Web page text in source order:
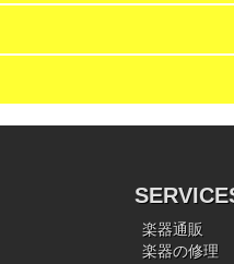
楽器通販
楽器の修理